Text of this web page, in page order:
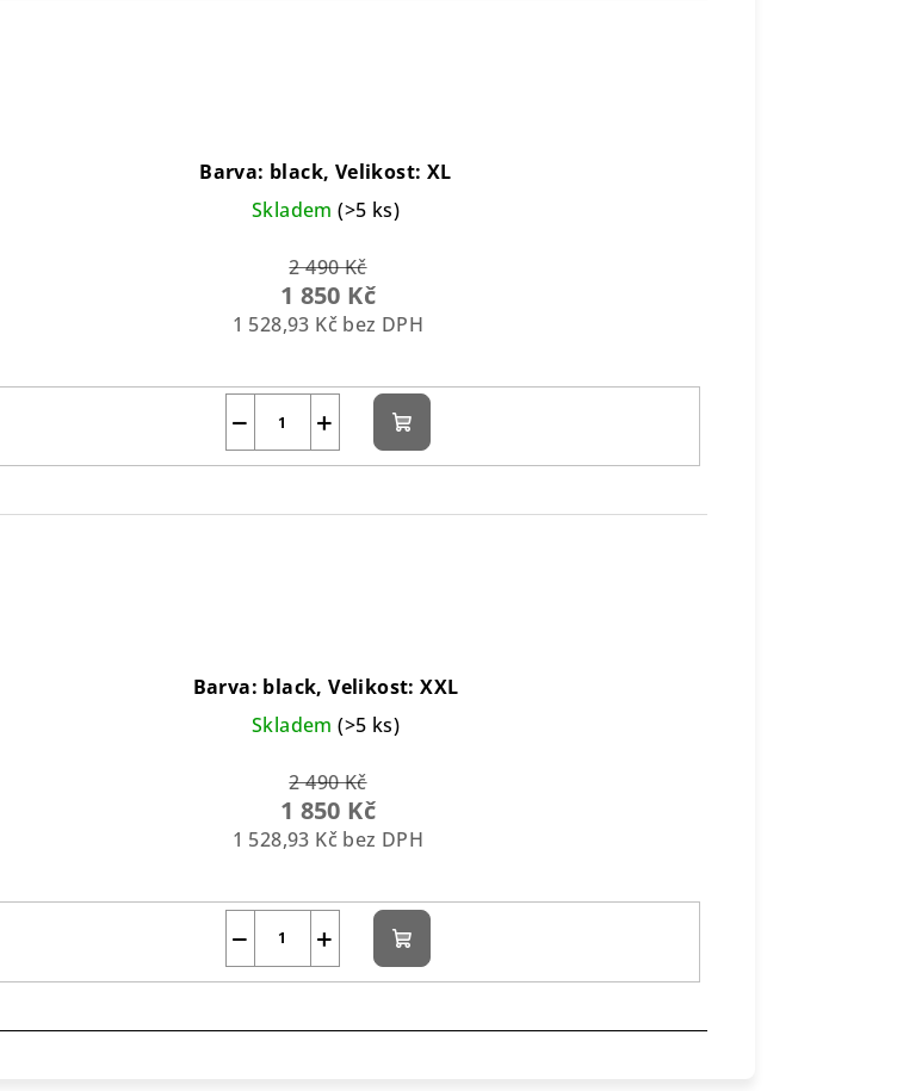
Barva: black, Velikost: XL
Skladem(>5 ks)
2 490 Kč
1 850 Kč
1 528,93 Kč bez DPH
+
− Do
košíku
Barva: black, Velikost: XXL
Skladem(>5 ks)
2 490 Kč
1 850 Kč
1 528,93 Kč bez DPH
+
− Do
košíku